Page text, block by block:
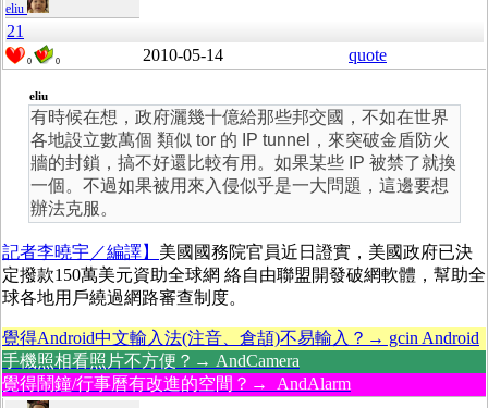
eliu
21
0 0 2010-05-14 quote
eliu
有時候在想，政府灑幾十億給那些邦交國，不如在世界
各地設立數萬個 類似 tor 的 IP tunnel，來突破金盾防火
牆的封鎖，搞不好還比較有用。如果某些 IP 被禁了就換
一個。不過如果被用來入侵似乎是一大問題，這邊要想
辦法克服。
記者李曉宇／編譯】 美國國務院官員近日證實，美國政府已決
定撥款150萬美元資助全球網 絡自由聯盟開發破網軟體，幫助全
球各地用戶繞過網路審查制度。
覺得Android中文輸入法(注音、倉頡)不易輸入？→ gcin Android
手機照相看照片不方便？→ AndCamera
覺得鬧鐘/行事曆有改進的空間？→ AndAlarm